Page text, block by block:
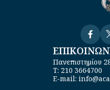
Πανεπιστημίου
Τ: 210 3664700
E-mail: